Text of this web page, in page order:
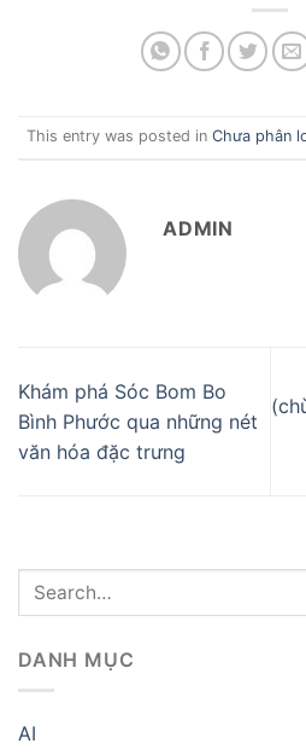
This entry was posted in Chưa phân
ADMIN
Khám phá Sóc Bom Bo
Bình Phước qua những nét
văn hóa đặc trưng
DANH MỤC
AI